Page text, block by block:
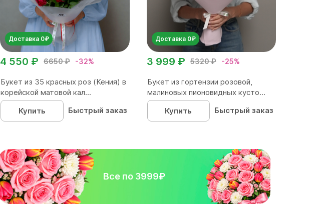
Доставка 0₽
6650 ₽ -32%
4 550 ₽
Букет из 35 красных роз (Кения) в
корейской матовой кал...
Купить
Быстрый заказ
Доставка 0₽
5320 ₽ -25%
3 999 ₽
Букет из гортензии розовой,
малиновых пионовидных кусто...
Купить
Быстрый заказ
Все по 3999₽